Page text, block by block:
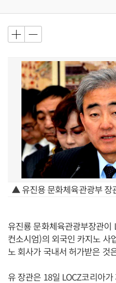
▲ 유진용 문화체육관광부 장
유진룡 문화체육관광부장관이
컨소시엄)의 외국인 카지노 사
노 회사가 국내서 허가받은 것
유 장관은 18일 LOCZ코리아